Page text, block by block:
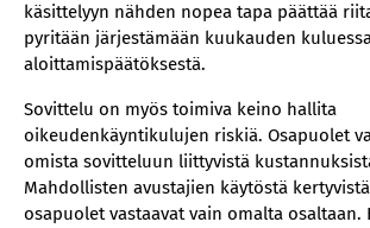
käsittelyyn nähden nopea tapa päättää
pyritään järjestämään kuukauden
aloittamispäätöksestä.
Sovittelu on myös toimiva keino hallita
oikeudenkäyntikulujen riskiä. Osapuolet
omista sovitteluun liittyvistä
Mahdollisten avustajien käytöstä
osapuolet vastaavat vain omalta osaltaan.